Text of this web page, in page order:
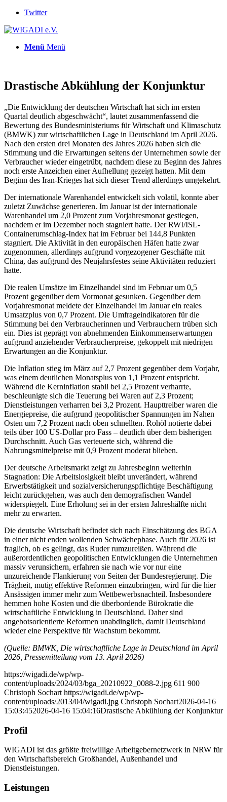
Twitter
Menü Menü
Drastische Abkühlung der Konjunktur
„Die Entwicklung der deutschen Wirtschaft hat sich im ersten
Quartal deutlich abgeschwächt“, lautet zusammenfassend die
Bewertung des Bundesministeriums für Wirtschaft und Klimaschutz
(BMWK) zur wirtschaftlichen Lage in Deutschland im April 2026.
Nach den ersten drei Monaten des Jahres 2026 haben sich die
Stimmung und die Erwartungen seitens der Unternehmen sowie der
Verbraucher wieder eingetrübt, nachdem diese zu Beginn des Jahres
noch erste Anzeichen einer Aufhellung gezeigt hatten. Mit dem
Beginn des Iran-Krieges hat sich dieser Trend allerdings umgekehrt.
Der internationale Warenhandel entwickelt sich volatil, konnte aber
zuletzt Zuwächse generieren. Im Januar ist der internationale
Warenhandel um 2,0 Prozent zum Vorjahresmonat gestiegen,
nachdem er im Dezember noch stagniert hatte. Der RWI/ISL-
Containerumschlag-Index hat im Februar bei 144,8 Punkten
stagniert. Die Aktivität in den europäischen Häfen hatte zwar
zugenommen, allerdings aufgrund vorgezogener Geschäfte mit
China, das aufgrund des Neujahrsfestes seine Aktivitäten reduziert
hatte.
Die realen Umsätze im Einzelhandel sind im Februar um 0,5
Prozent gegenüber dem Vormonat gesunken. Gegenüber dem
Vorjahresmonat meldete der Einzelhandel im Januar ein reales
Umsatzplus von 0,7 Prozent. Die Umfrageindikatoren für die
Stimmung bei den Verbraucherinnen und Verbrauchern trüben sich
ein. Dies ist geprägt von abnehmenden Einkommenserwartungen
aufgrund anziehender Verbraucherpreise, gekoppelt mit niedrigen
Erwartungen an die Konjunktur.
Die Inflation stieg im März auf 2,7 Prozent gegenüber dem Vorjahr,
was einem deutlichen Monatsplus von 1,1 Prozent entspricht.
Während die Kerninflation stabil bei 2,5 Prozent verharrte,
beschleunigte sich die Teuerung bei Waren auf 2,3 Prozent;
Dienstleistungen verharren bei 3,2 Prozent. Haupttreiber waren die
Energiepreise, die aufgrund geopolitischer Spannungen im Nahen
Osten um 7,2 Prozent nach oben schnellten. Rohöl notierte dabei
teils über 100 US-Dollar pro Fass – deutlich über dem bisherigen
Durchschnitt. Auch Gas verteuerte sich, während die
Nahrungsmittelpreise mit 0,9 Prozent moderat blieben.
Der deutsche Arbeitsmarkt zeigt zu Jahresbeginn weiterhin
Stagnation: Die Arbeitslosigkeit bleibt unverändert, während
Erwerbstätigkeit und sozialversicherungspflichtige Beschäftigung
leicht zurückgehen, was auch den demografischen Wandel
widerspiegelt. Eine Erholung sei in der ersten Jahreshälfte nicht
mehr zu erwarten.
Die deutsche Wirtschaft befindet sich nach Einschätzung des BGA
in einer nicht enden wollenden Schwächephase. Auch für 2026 ist
fraglich, ob es gelingt, das Ruder rumzureißen. Während die
außerordentlichen geopolitischen Entwicklungen die Unternehmen
massiv verunsichern, erfahren sie nach wie vor nur eine
unzureichende Flankierung von Seiten der Bundesregierung. Die
Trägheit, mutig effektive Reformen einzubringen, wird für die hier
Ansässigen immer mehr zum Wettbewerbsnachteil. Insbesondere
hemmen hohe Kosten und die überbordende Bürokratie die
wirtschaftliche Entwicklung in Deutschland. Daher sind
angebotsorientierte Reformen unabdinglich, damit Deutschland
wieder eine Perspektive für Wachstum bekommt.
(Quelle: BMWK, Die wirtschaftliche Lage in Deutschland im April
2026, Pressemitteilung vom 13. April 2026)
https://wigadi.de/wp/wp-
content/uploads/2024/03/bga_20210922_0088-2.jpg 611 900
Christoph Sochart https://wigadi.de/wp/wp-
content/uploads/2013/04/wigadi.jpg Christoph Sochart2026-04-16
15:03:452026-04-16 15:04:16Drastische Abkühlung der Konjunktur
Profil
WIGADI ist das größte freiwillige Arbeitgebernetzwerk in NRW für
den Wirtschaftsbereich Großhandel, Außenhandel und
Dienstleistungen.
Leistungen